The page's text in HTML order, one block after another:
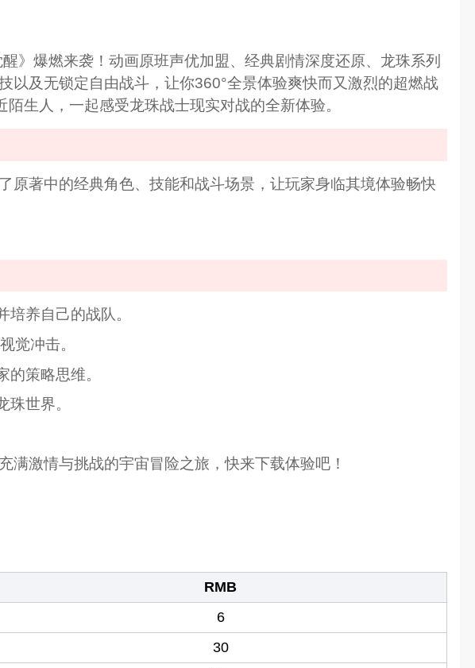
》爆燃来袭！动画原班声优加盟、经典剧情深度还原、龙珠系列
以及无锁定自由战斗，让你360°全景体验爽快而又激烈的超燃战
生人，一起感受龙珠战士现实对战的全新体验。
原著中的经典角色、技能和战斗场景，让玩家身临其境体验畅快
养自己的战队。
觉冲击。
策略思维。
世界。
激情与挑战的宇宙冒险之旅，快来下载体验吧！
RMB
6
30